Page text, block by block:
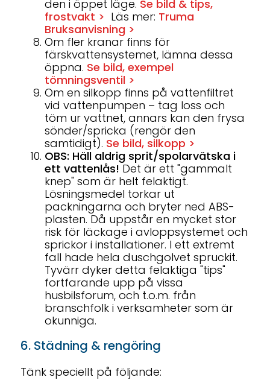
den i öppet läge. Se bild & tips,
frostvakt > Läs mer: Truma
Bruksanvisning >
Om fler kranar finns för
färskvattensystemet, lämna dessa
öppna. Se bild, exempel
tömningsventil >
Om en silkopp finns på vattenfiltret
vid vattenpumpen – tag loss och
töm ur vattnet, annars kan den frysa
sönder/spricka (rengör den
samtidigt). Se bild, silkopp >
OBS: Häll aldrig sprit/spolarvätska i
ett vattenlås! Det är ett "gammalt
knep" som är helt felaktigt.
Lösningsmedel torkar ut
packningarna och bryter ned ABS-
plasten. Då uppstår en mycket stor
risk för läckage i avloppsystemet och
sprickor i installationer. I ett extremt
fall hade hela duschgolvet spruckit.
Tyvärr dyker detta felaktiga "tips"
fortfarande upp på vissa
husbilsforum, och t.o.m. från
branschfolk i verksamheter som är
okunniga.
6. Städning & rengöring
Tänk speciellt på följande: